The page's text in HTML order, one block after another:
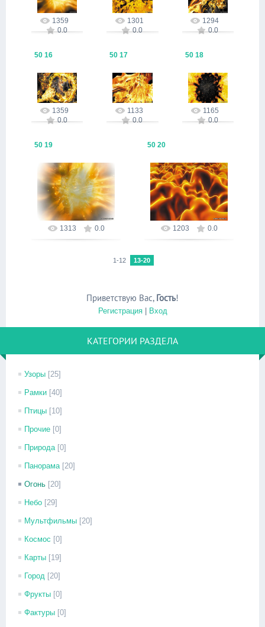
alex
1359
0.0
alex
1301
0.0
alex
1294
0.0
50 16
14.09.2016
alex
1359
0.0
50 17
14.09.2016
alex
1133
0.0
50 18
14.09.2016
alex
1165
0.0
50 19
14.09.2016
alex
1313 0.0
50 20
14.09.2016
alex
1203 0.0
1-12 13-20
Приветствую Вас, Гость!
Регистрация| Вход
КАТЕГОРИИ РАЗДЕЛА
Узоры [25]
Рамки [40]
Птицы [10]
Прочие [0]
Природа [0]
Панорама [20]
Огонь [20]
Небо [29]
Мультфильмы [20]
Космос [0]
Карты [19]
Город [20]
Фрукты [0]
Фактуры [0]